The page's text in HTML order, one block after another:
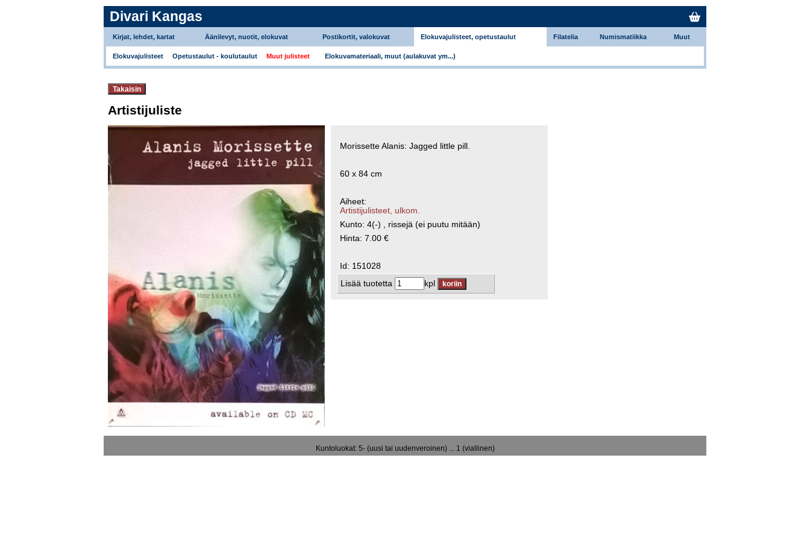
Divari Kangas
Kirjat, lehdet, kartat Äänilevyt, nuotit, elokuvat Postikortit, valokuvat Elokuvajulisteet, opetustaulut Filatelia Numismatiikka Muut
Elokuvajulisteet Opetustaulut - koulutaulut Muut julisteet Elokuvamateriaali, muut (aulakuvat ym...)
Artistijuliste
Morissette Alanis: Jagged little pill.
60 x 84 cm
Aiheet:
Artistijulisteet, ulkom.
Kunto: 4(-) , rissejä (ei puutu mitään)
Hinta: 7.00 €
Id: 151028
Lisää tuotetta
kpl
Kuntoluokat: 5- (uusi tai uudenveroinen) ... 1 (viallinen)